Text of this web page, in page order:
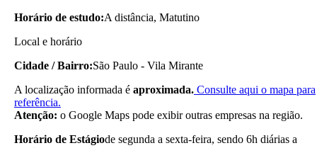
Horário de estudo:A distância, Matutino
Local e horário
Cidade / Bairro:São Paulo - Vila Mirante
A localização informada é aproximada. Consulte aqui o mapa para
referência.
Atenção: o Google Maps pode exibir outras empresas na região.
Horário de Estágiode segunda a sexta-feira, sendo 6h diárias a